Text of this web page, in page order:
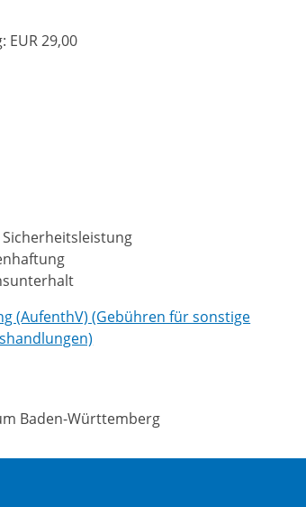
29,00
(AufenthV) (Gebühren für sonstige
Baden-Württemberg